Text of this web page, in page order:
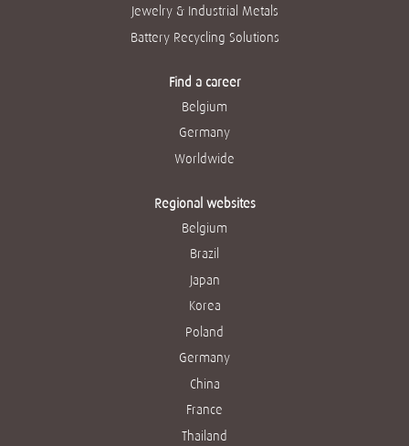
Jewelry & Industrial Metals
Battery Recycling Solutions
Find a career
Belgium
Germany
Worldwide
Regional websites
Belgium
Brazil
Japan
Korea
Poland
Germany
China
France
Thailand